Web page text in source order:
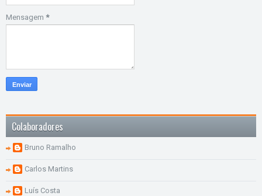
Mensagem *
Colaboradores
Bruno Ramalho
Carlos Martins
Luís Costa